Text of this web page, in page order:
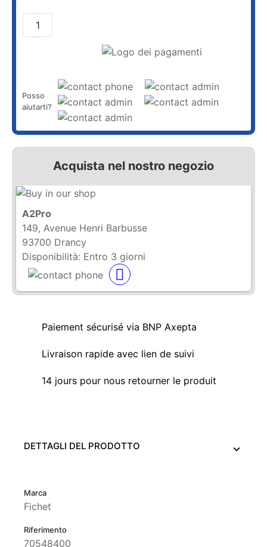
Posso
aiutarti?
Acquista nel nostro negozio
A2Pro
149, Avenue Henri Barbusse
93700 Drancy
Disponibilità: Entro 3 giorni
Paiement sécurisé via BNP Axepta
Livraison rapide avec lien de suivi
14 jours pour nous retourner le produit
DETTAGLI DEL PRODOTTO
Marca
Fichet
Riferimento
70548400